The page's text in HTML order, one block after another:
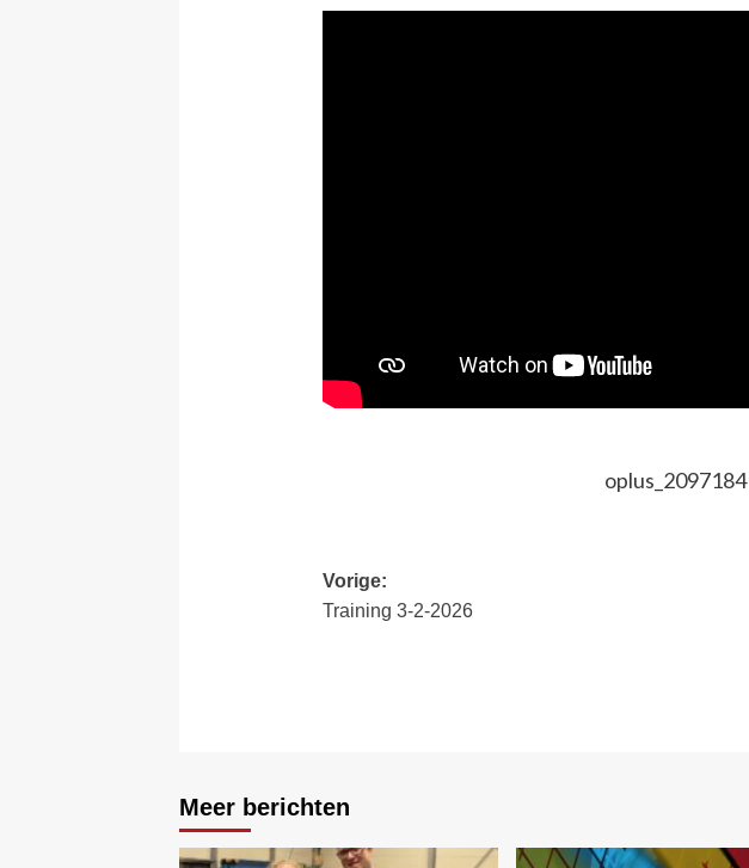
oplus_2097184
Bericht
navigatie
Vorige:
Training 3-2-2026
Meer berichten